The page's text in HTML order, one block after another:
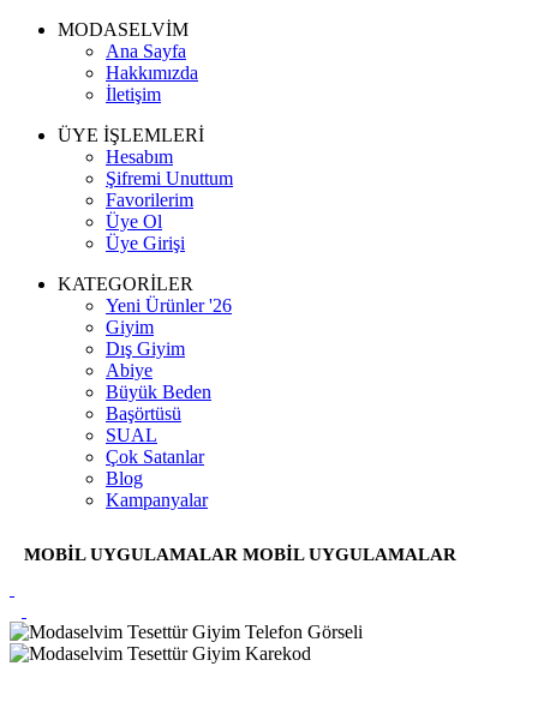
MODASELVİM
Ana Sayfa
Hakkımızda
İletişim
ÜYE İŞLEMLERİ
Hesabım
Şifremi Unuttum
Favorilerim
Üye Ol
Üye Girişi
KATEGORİLER
Yeni Ürünler '26
Giyim
Dış Giyim
Abiye
Büyük Beden
Başörtüsü
SUAL
Çok Satanlar
Blog
Kampanyalar
MOBİL UYGULAMALAR MOBİL UYGULAMALAR